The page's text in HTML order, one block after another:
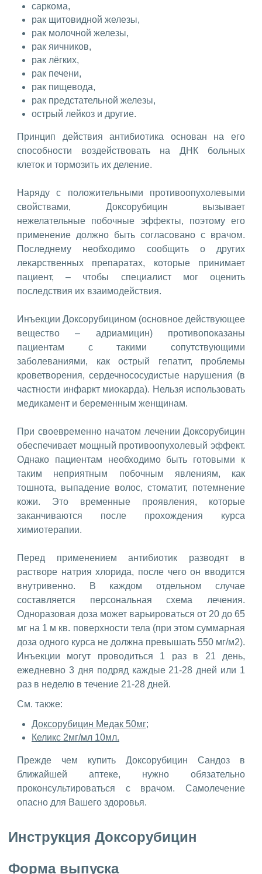
саркома,
рак щитовидной железы,
рак молочной железы,
рак яичников,
рак лёгких,
рак печени,
рак пищевода,
рак предстательной железы,
острый лейкоз и другие.
Принцип действия антибиотика основан на его
способности воздействовать на ДНК больных
клеток и тормозить их деление.
Наряду с положительными противоопухолевыми
свойствами, Доксорубицин вызывает
нежелательные побочные эффекты, поэтому его
применение должно быть согласовано с врачом.
Последнему необходимо сообщить о других
лекарственных препаратах, которые принимает
пациент, – чтобы специалист мог оценить
последствия их взаимодействия.
Инъекции Доксорубицином (основное действующее
вещество – адриамицин) противопоказаны
пациентам с такими сопутствующими
заболеваниями, как острый гепатит, проблемы
кроветворения, сердечнососудистые нарушения (в
частности инфаркт миокарда). Нельзя использовать
медикамент и беременным женщинам.
При своевременно начатом лечении Доксорубицин
обеспечивает мощный противоопухолевый эффект.
Однако пациентам необходимо быть готовыми к
таким неприятным побочным явлениям, как
тошнота, выпадение волос, стоматит, потемнение
кожи. Это временные проявления, которые
заканчиваются после прохождения курса
химиотерапии.
Перед применением антибиотик разводят в
растворе натрия хлорида, после чего он вводится
внутривенно. В каждом отдельном случае
составляется персональная схема лечения.
Одноразовая доза может варьироваться от 20 до 65
мг на 1 м кв. поверхности тела (при этом суммарная
доза одного курса не должна превышать 550 мг/м2).
Инъекции могут проводиться 1 раз в 21 день,
ежедневно 3 дня подряд каждые 21-28 дней или 1
раз в неделю в течение 21-28 дней.
См. также:
Доксорубицин Медак 50мг;
Келикс 2мг/мл 10мл.
Прежде чем купить Доксорубицин Сандоз в
ближайшей аптеке, нужно обязательно
проконсультироваться с врачом. Самолечение
опасно для Вашего здоровья.
Инструкция Доксорубицин
Форма выпуска